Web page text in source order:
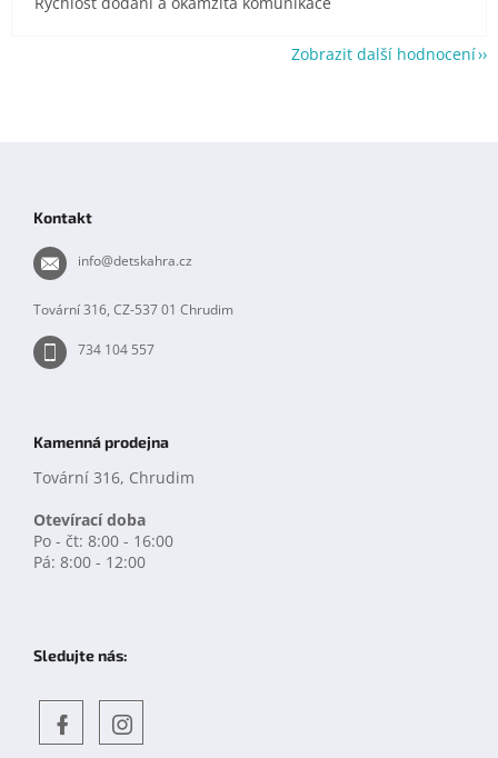
Zobrazit další hodnocení
Kontakt
info@detskahra.cz
Tovární 316, CZ-537 01 Chrudim
734 104 557
Kamenná prodejna
Tovární 316, Chrudim
Otevírací doba
Po - čt: 8:00 - 16:00
Pá: 8:00 - 12:00
Sledujte nás: